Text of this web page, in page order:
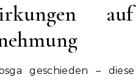
geschieden –